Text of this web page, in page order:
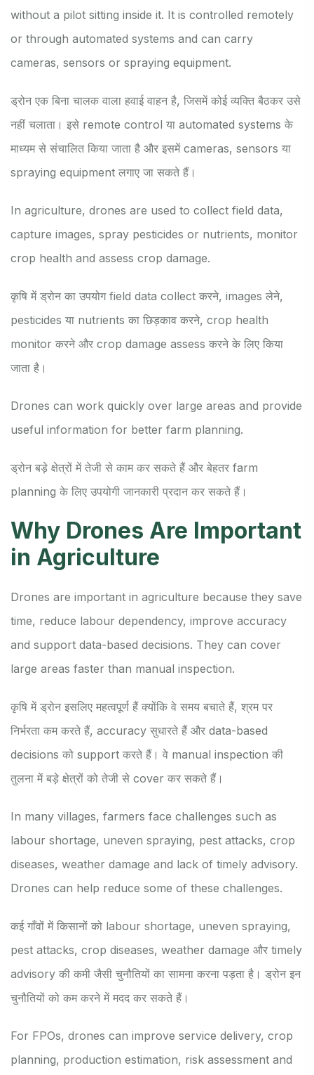
without a pilot sitting inside it. It is controlled remotely
or through automated systems and can carry
cameras, sensors or spraying equipment.
ड्रोन एक बिना चालक वाला हवाई वाहन है, जिसमें कोई व्यक्ति बैठकर उसे
नहीं चलाता। इसे remote control या automated systems के
माध्यम से संचालित किया जाता है और इसमें cameras, sensors या
spraying equipment लगाए जा सकते हैं।
In agriculture, drones are used to collect field data,
capture images, spray pesticides or nutrients, monitor
crop health and assess crop damage.
कृषि में ड्रोन का उपयोग field data collect करने, images लेने,
pesticides या nutrients का छिड़काव करने, crop health
monitor करने और crop damage assess करने के लिए किया
जाता है।
Drones can work quickly over large areas and provide
useful information for better farm planning.
ड्रोन बड़े क्षेत्रों में तेजी से काम कर सकते हैं और बेहतर farm
planning के लिए उपयोगी जानकारी प्रदान कर सकते हैं।
Why Drones Are Important
in Agriculture
Drones are important in agriculture because they save
time, reduce labour dependency, improve accuracy
and support data-based decisions. They can cover
large areas faster than manual inspection.
कृषि में ड्रोन इसलिए महत्वपूर्ण हैं क्योंकि वे समय बचाते हैं, श्रम पर
निर्भरता कम करते हैं, accuracy सुधारते हैं और data-based
decisions को support करते हैं। वे manual inspection की
तुलना में बड़े क्षेत्रों को तेजी से cover कर सकते हैं।
In many villages, farmers face challenges such as
labour shortage, uneven spraying, pest attacks, crop
diseases, weather damage and lack of timely advisory.
Drones can help reduce some of these challenges.
कई गाँवों में किसानों को labour shortage, uneven spraying,
pest attacks, crop diseases, weather damage और timely
advisory की कमी जैसी चुनौतियों का सामना करना पड़ता है। ड्रोन इन
चुनौतियों को कम करने में मदद कर सकते हैं।
For FPOs, drones can improve service delivery, crop
planning, production estimation, risk assessment and